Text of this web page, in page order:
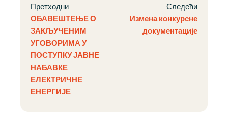
Претходни
ОБАВЕШТЕЊЕ О
ЗАКЉУЧЕНИМ
УГОВОРИМА У
ПОСТУПКУ ЈАВНЕ
НАБАВКЕ
ЕЛЕКТРИЧНЕ
ЕНЕРГИЈЕ
Следећи
Измена конкурсне
документације